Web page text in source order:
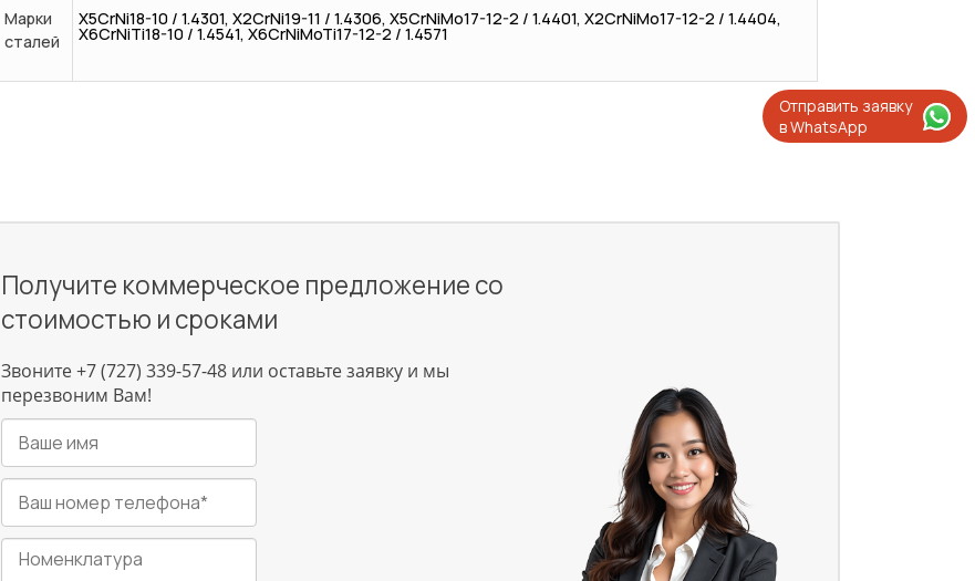
Отправить заявку
в WhatsApp
Марки
сталей
X5CrNi18-10 / 1.4301, X2CrNi19-11 / 1.4306, X5CrNiMo17-12-2 / 1.4401, X2CrNiMo17-12-2 / 1.4404,
X6CrNiTi18-10 / 1.4541, X6CrNiMoTi17-12-2 / 1.4571
Получите коммерческое предложение со
стоимостью и сроками
Звоните +7 (727) 339-57-48 или оставьте заявку и мы
перезвоним Вам!